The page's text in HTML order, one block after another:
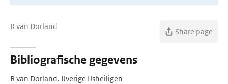
R van Dorland
Share page
Bibliografische gegevens
R van Dorland. IJverige IJsheiligen